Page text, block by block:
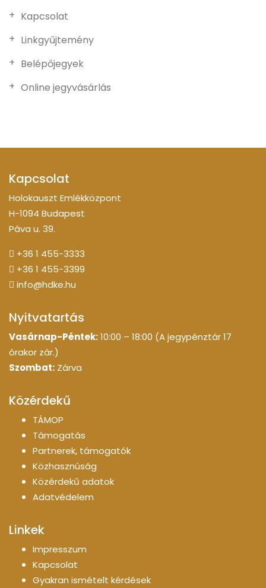
Kapcsolat
Linkgyűjtemény
Belépőjegyek
Online jegyvásárlás
Kapcsolat
Holokauszt Emlékközpont
H-1094 Budapest
Páva u. 39.
+36 1 455-3333
+36 1 455-3399
info@hdke.hu
Nyitvatartás
Vasárnap-Péntek:10:00 – 18:00 (A jegypénztár 17
órakor zár.)
Szombat: Zárva
Közérdekű
TÁMOP
Támogatás
Partnerek, támogatók
Közhasznúság
Közérdekű adatok
Adatvédelem
Linkek
Impresszum
Kapcsolat
Gyakran ismételt kérdések